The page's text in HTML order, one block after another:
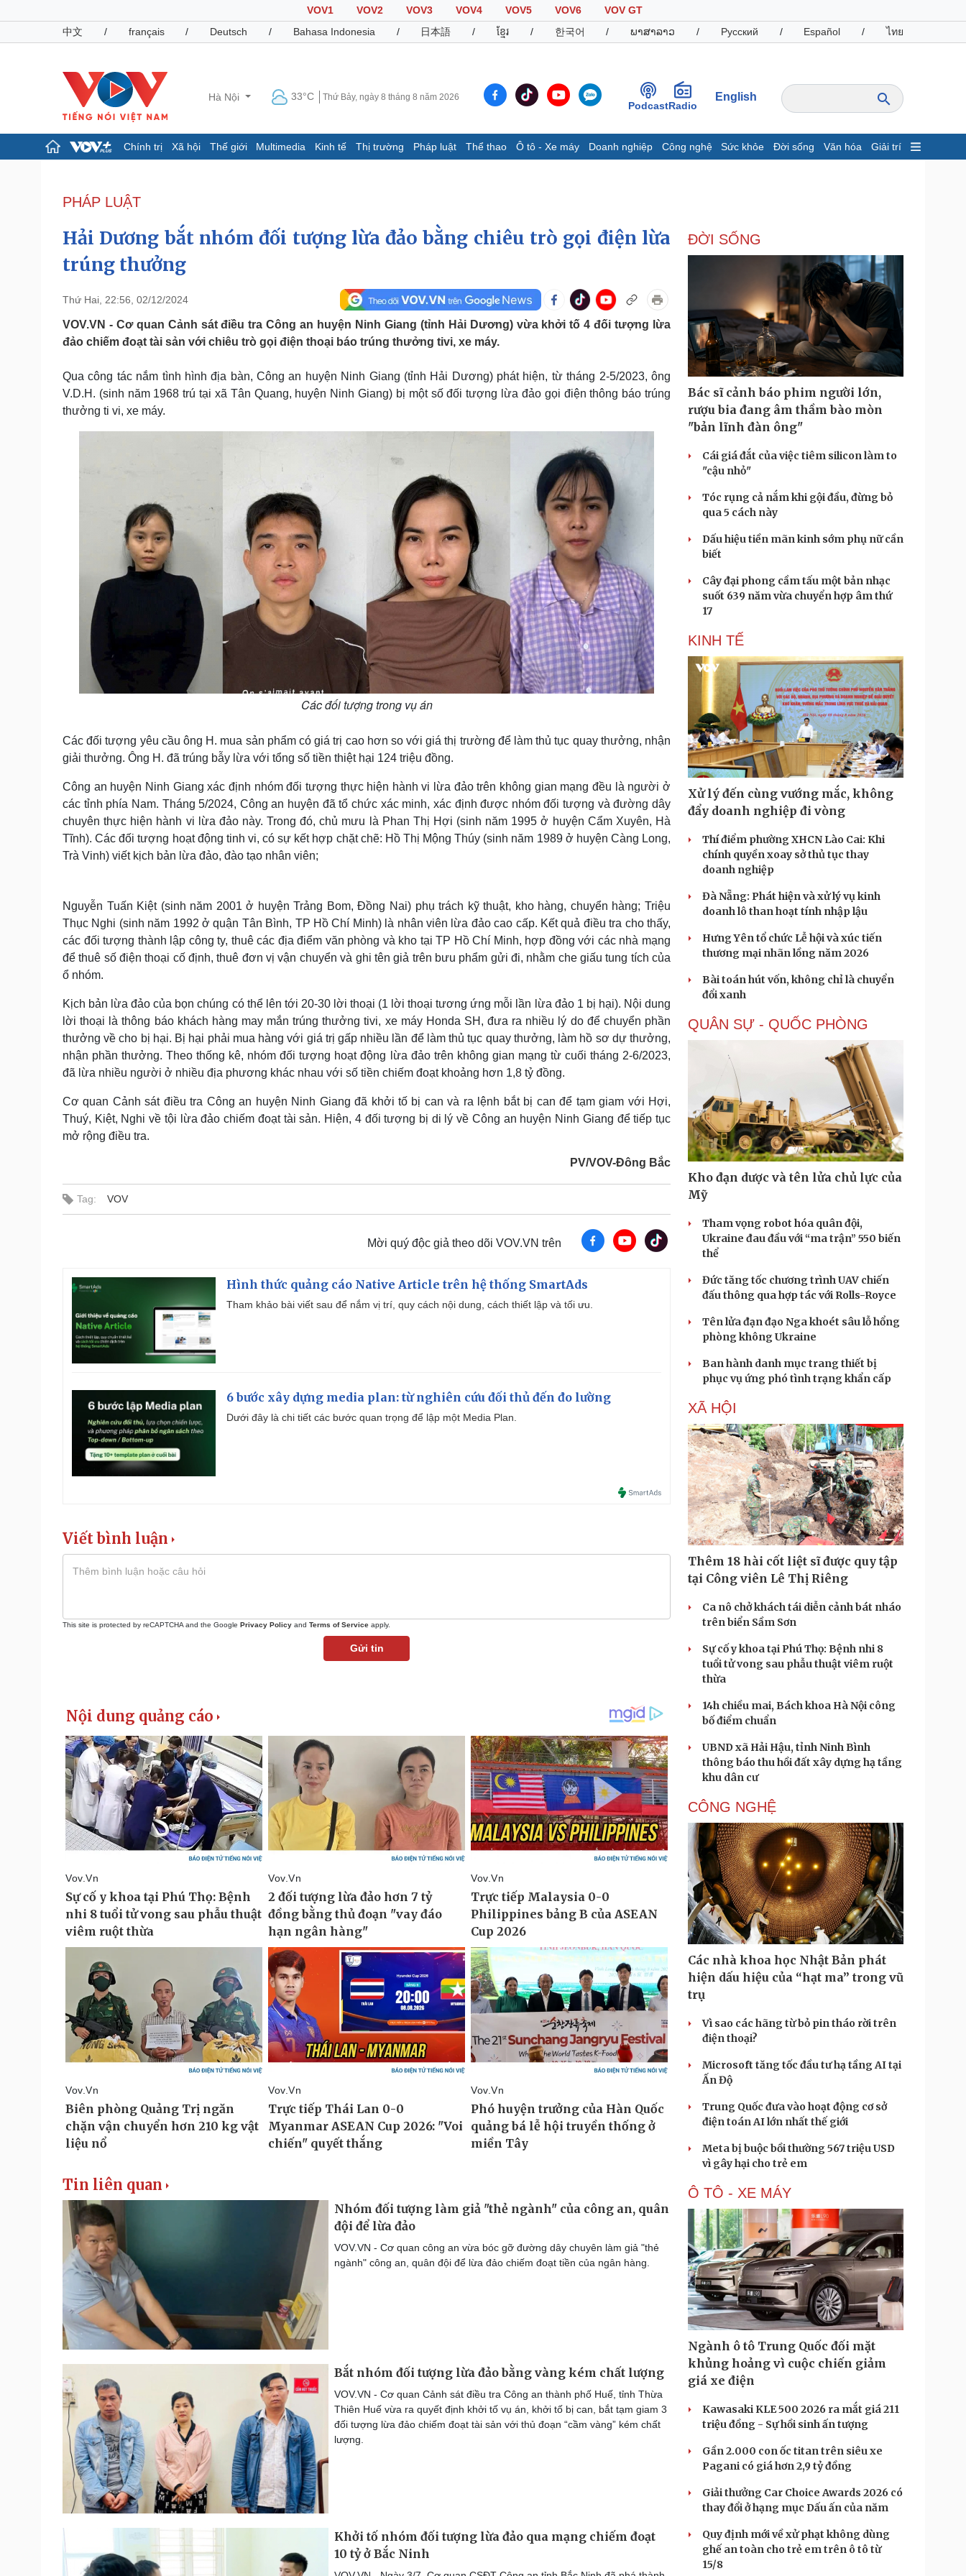
VOV1 VOV2 VOV3 VOV4 VOV5 VOV6
VOV GT
中文
/ français / Deutsch / Bahasa Indonesia / 日本語 / ខ្មែរ / 한국어 / ພາສາລາວ / Русский / Español / ไทย
Hà Nội 33°C Thứ Bảy, ngày 8 tháng 8 năm 2026
PodcastRadio
English
Chính trị Xã hội Thế giới Multimedia Kinh tế Thị trường Pháp luật Thể thao Ô tô - Xe máy Doanh nghiệp Công nghệ Sức khỏe Đời sống Văn hóa Giải trí
Đảng
Tổ chức nhân sự
Quốc hội
Nhận diện sự thật
Dấu ấn VOV
Infographic
Giá cà phê
Pháp luật
Tin nóng
Tư vấn luật
Việt Nam
Phân tích
Thể thao
Lịch thi đấu bóng đá
Thế giới thể thao
Hậu trường
Ô tô - Xe máy
Xe máy
Tư vấn
Doanh nghiệp
Thông tin doanh nghiệp
Doanh nghiệp 24h
Doanh nhân
Vì cộng đồng
Công nghệ
Sành điệu
Tin Công nghệ
Trải nghiệm
Chuyển đổi số
Sức khỏe
Dinh dưỡng - món ngon
Cây thuốc
Nam khoa
Phòng mạch online
Ăn sạch sống khỏe
Đời sống
Blog
Văn hóa
Văn học
Giải trí
Thời trang
Du lịch
Săn Tour
Podcast
Đọc truyện đêm khuya
Cửa sổ tình yêu
Kể chuyện cho bé
PHÁP LUẬT
Hải Dương bắt nhóm đối tượng lừa đảo bằng chiêu trò gọi điện lừa
trúng thưởng
Thứ Hai, 22:56, 02/12/2024
VOV.VN - Cơ quan Cảnh sát điều tra Công an huyện Ninh Giang (tỉnh Hải Dương) vừa khởi tố 4 đối tượng lừa
đảo chiếm đoạt tài sản với chiêu trò gọi điện thoại báo trúng thưởng tivi, xe máy.
Qua công tác nắm tình hình địa bàn, Công an huyện Ninh Giang (tỉnh Hải Dương) phát hiện, từ tháng 2-5/2023, ông
V.D.H. (sinh năm 1968 trú tại xã Tân Quang, huyện Ninh Giang) bị một số đối tượng lừa đảo gọi điện thông báo trúng
thưởng ti vi, xe máy.
Các đối tượng trong vụ án
Các đối tượng yêu cầu ông H. mua sản phẩm có giá trị cao hơn so với giá thị trường để làm thủ tục quay thưởng, nhận
giải thưởng. Ông H. đã trúng bẫy lừa với tổng số tiền thiệt hại 124 triệu đồng.
Công an huyện Ninh Giang xác định nhóm đối tượng thực hiện hành vi lừa đảo trên không gian mạng đều là người ở
các tỉnh phía Nam. Tháng 5/2024, Công an huyện đã tổ chức xác minh, xác định được nhóm đối tượng và đường dây
chuyên thực hiện hành vi lừa đảo này. Trong đó, chủ mưu là Phan Thị Hợi (sinh năm 1995 ở huyện Cẩm Xuyên, Hà
Tĩnh). Các đối tượng hoạt động tinh vi, có sự kết hợp chặt chẽ: Hồ Thị Mộng Thúy (sinh năm 1989 ở huyện Càng Long,
Trà Vinh) viết kịch bản lừa đảo, đào tạo nhân viên;
Nguyễn Tuấn Kiệt (sinh năm 2001 ở huyện Trảng Bom, Đồng Nai) phụ trách kỹ thuật, kho hàng, chuyển hàng; Triệu
Thục Nghi (sinh năm 1992 ở quận Tân Bình, TP Hồ Chí Minh) là nhân viên lừa đảo cao cấp. Kết quả điều tra cho thấy,
các đối tượng thành lập công ty, thuê các địa điểm văn phòng và kho tại TP Hồ Chí Minh, hợp đồng với các nhà mạng
để thuê số điện thoại cố định, thuê đơn vị vận chuyển và ghi tên giả trên bưu phẩm gửi đi, nhằm che giấu tung tích của
ổ nhóm.
Kịch bản lừa đảo của bọn chúng có thể lên tới 20-30 lời thoại (1 lời thoại tương ứng mỗi lần lừa đảo 1 bị hại). Nội dung
lời thoại là thông báo khách hàng may mắn trúng thưởng tivi, xe máy Honda SH, đưa ra nhiều lý do để chuyển phần
thưởng về cho bị hại. Bị hại phải mua hàng với giá trị gấp nhiều lần để làm thủ tục quay thưởng, làm hồ sơ dự thưởng,
nhận phần thưởng. Theo thống kê, nhóm đối tượng hoạt động lừa đảo trên không gian mạng từ cuối tháng 2-6/2023,
đã lừa nhiều người ở nhiều địa phương khác nhau với số tiền chiếm đoạt khoảng hơn 1,8 tỷ đồng.
Cơ quan Cảnh sát điều tra Công an huyện Ninh Giang đã khởi tố bị can và ra lệnh bắt bị can để tạm giam với Hợi,
Thuý, Kiệt, Nghi về tội lừa đảo chiếm đoạt tài sản. Hiện, 4 đối tượng bị di lý về Công an huyện Ninh Giang để tiếp tục
mở rộng điều tra.
PV/VOV-Đông Bắc
Tag: VOV
Mời quý độc giả theo dõi VOV.VN trên
Hình thức quảng cáo Native Article trên hệ thống SmartAds
Tham khảo bài viết sau để nắm vị trí, quy cách nội dung, cách thiết lập và tối ưu.
6 bước xây dựng media plan: từ nghiên cứu đối thủ đến đo lường
Dưới đây là chi tiết các bước quan trọng để lập một Media Plan.
Viết bình luận
This site is protected by reCAPTCHA and the Google Privacy Policy and Terms of Service apply.
Gửi tin
Tin liên quan
Nhóm đối tượng làm giả "thẻ ngành" của công an, quân
đội để lừa đảo
VOV.VN - Cơ quan công an vừa bóc gỡ đường dây chuyên làm giả "thẻ
ngành" công an, quân đội để lừa đảo chiếm đoạt tiền của ngân hàng.
Bắt nhóm đối tượng lừa đảo bằng vàng kém chất lượng
VOV.VN - Cơ quan Cảnh sát điều tra Công an thành phố Huế, tỉnh Thừa
Thiên Huế vừa ra quyết định khởi tố vụ án, khởi tố bị can, bắt tạm giam 3
đối tượng lừa đảo chiếm đoạt tài sản với thủ đoạn “cầm vàng” kém chất
lượng.
Khởi tố nhóm đối tượng lừa đảo qua mạng chiếm đoạt
10 tỷ ở Bắc Ninh
ĐỜI SỐNG
Bác sĩ cảnh báo phim người lớn,
rượu bia đang âm thầm bào mòn
"bản lĩnh đàn ông"
Cái giá đắt của việc tiêm silicon làm to
"cậu nhỏ"
Tóc rụng cả nắm khi gội đầu, đừng bỏ
qua 5 cách này
Dấu hiệu tiền mãn kinh sớm phụ nữ cần
biết
Cây đại phong cầm tấu một bản nhạc
suốt 639 năm vừa chuyển hợp âm thứ
17
KINH TẾ
Xử lý đến cùng vướng mắc, không
đẩy doanh nghiệp đi vòng
Thí điểm phường XHCN Lào Cai: Khi
chính quyền xoay sở thủ tục thay
doanh nghiệp
Đà Nẵng: Phát hiện và xử lý vụ kinh
doanh lô than hoạt tính nhập lậu
Hưng Yên tổ chức Lễ hội và xúc tiến
thương mại nhãn lồng năm 2026
Bài toán hút vốn, không chỉ là chuyển
đổi xanh
QUÂN SỰ - QUỐC PHÒNG
Kho đạn dược và tên lửa chủ lực của
Mỹ
Tham vọng robot hóa quân đội,
Ukraine đau đầu với “ma trận” 550 biến
thể
Đức tăng tốc chương trình UAV chiến
đấu thông qua hợp tác với Rolls-Royce
Tên lửa đạn đạo Nga khoét sâu lỗ hổng
phòng không Ukraine
Ban hành danh mục trang thiết bị
phục vụ ứng phó tình trạng khẩn cấp
XÃ HỘI
Thêm 18 hài cốt liệt sĩ được quy tập
tại Công viên Lê Thị Riêng
Ca nô chở khách tái diễn cảnh bát nháo
trên biển Sầm Sơn
Sự cố y khoa tại Phú Thọ: Bệnh nhi 8
tuổi tử vong sau phẫu thuật viêm ruột
thừa
14h chiều mai, Bách khoa Hà Nội công
bố điểm chuẩn
UBND xã Hải Hậu, tỉnh Ninh Bình
thông báo thu hồi đất xây dựng hạ tầng
khu dân cư
CÔNG NGHỆ
Các nhà khoa học Nhật Bản phát
hiện dấu hiệu của “hạt ma” trong vũ
trụ
Vì sao các hãng từ bỏ pin tháo rời trên
điện thoại?
Microsoft tăng tốc đầu tư hạ tầng AI tại
Ấn Độ
Trung Quốc đưa vào hoạt động cơ sở
điện toán AI lớn nhất thế giới
Meta bị buộc bồi thường 567 triệu USD
vì gây hại cho trẻ em
Ô TÔ - XE MÁY
Ngành ô tô Trung Quốc đối mặt
khủng hoảng vì cuộc chiến giảm
giá xe điện
Kawasaki KLE 500 2026 ra mắt giá 211
triệu đồng - Sự hồi sinh ấn tượng
Gần 2.000 con ốc titan trên siêu xe
Pagani có giá hơn 2,9 tỷ đồng
Giải thưởng Car Choice Awards 2026 có
thay đổi ở hạng mục Dấu ấn của năm
Quy định mới về xử phạt không dùng
ghế an toàn cho trẻ em trên ô tô từ
15/8